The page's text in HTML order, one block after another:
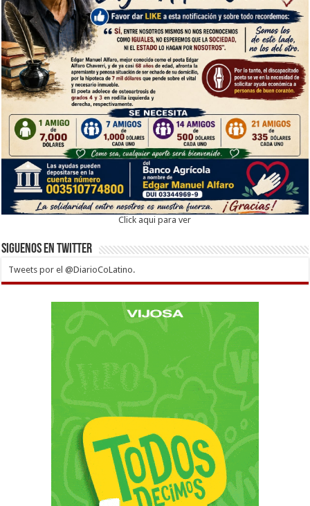
Click aqui para ver
Siguenos en twitter
Tweets por el @DiarioCoLatino.